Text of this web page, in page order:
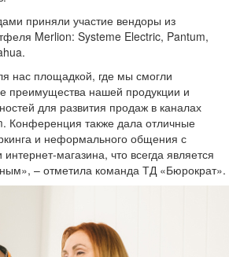
приняли участие вендоры из
Merlion: Systeme Electric, Pantum,
нас площадкой, где мы смогли
преимущества нашей продукции и
для развития продаж в каналах
Конференция также дала отличные
и неформального общения с
магазина, что всегда является
– отметила команда ТД «Бюрократ».